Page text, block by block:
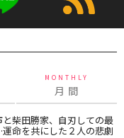
MONTHLY
月 間
と柴田勝家、自刃しての最
命を共にした２人の悲劇